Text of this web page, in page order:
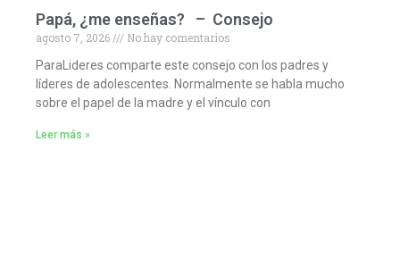
Papá, ¿me enseñas? – Consejo
agosto 7, 2026
No hay comentarios
ParaLideres comparte este consejo con los padres y
líderes de adolescentes. Normalmente se habla mucho
sobre el papel de la madre y el vínculo con
Leer más »